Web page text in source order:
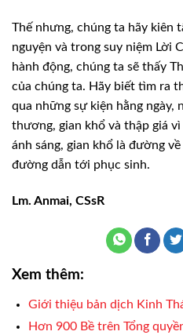
Thế nhưng, chúng ta hãy kiên
nguyện và trong suy niệm Lời
hành động, chúng ta sẽ thấy
của chúng ta. Hãy biết tìm ra
qua những sự kiện hằng ngày,
thương, gian khổ và thập giá
ánh sáng, gian khổ là đường về
đường dẫn tới phục sinh.
Lm. Anmai, CSsR
Xem thêm:
Giới thiệu bản dịch Kinh
Hơn 900 Bề trên Tổng